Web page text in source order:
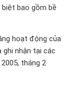
biệt bao gồm bề
hoạt động của
nhận tại các
tháng 2